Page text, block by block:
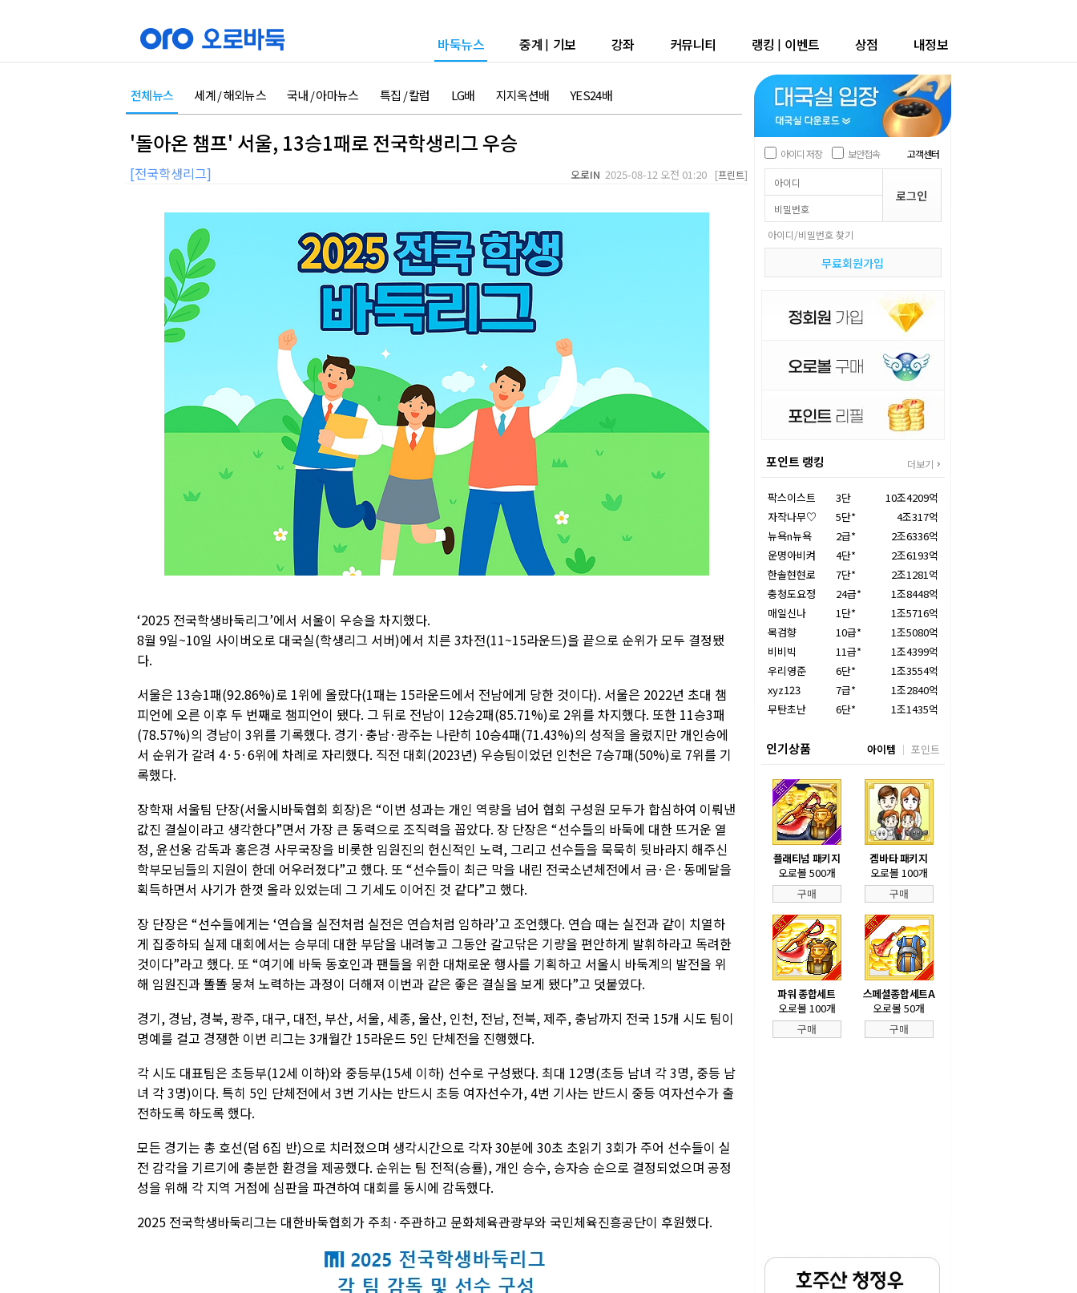
바둑뉴스 중계 | 기보 강좌 커뮤니티 랭킹 | 이벤트 상점 내정보
전체뉴스 세계 / 해외뉴스 국내 / 아마뉴스 특집 / 칼럼 LG배 지지옥션배 YES24배
'돌아온 챔프' 서울, 13승1패로 전국학생리그 우승
[전국학생리그] 오로IN 2025-08-12 오전 01:20 [프린트]
‘2025 전국학생바둑리그’에서 서울이 우승을 차지했다.
8월 9일~10일 사이버오로 대국실(학생리그 서버)에서 치른 3차전(11~15라운드)을 끝으로 순위가 모두 결정됐
다.
서울은 13승1패(92.86%)로 1위에 올랐다(1패는 15라운드에서 전남에게 당한 것이다). 서울은 2022년 초대 챔
피언에 오른 이후 두 번째로 챔피언이 됐다. 그 뒤로 전남이 12승2패(85.71%)로 2위를 차지했다. 또한 11승3패
(78.57%)의 경남이 3위를 기록했다. 경기·충남·광주는 나란히 10승4패(71.43%)의 성적을 올렸지만 개인승에
서 순위가 갈려 4·5·6위에 차례로 자리했다. 직전 대회(2023년) 우승팀이었던 인천은 7승7패(50%)로 7위를 기
록했다.
장학재 서울팀 단장(서울시바둑협회 회장)은 “이번 성과는 개인 역량을 넘어 협회 구성원 모두가 합심하여 이뤄낸
값진 결실이라고 생각한다”면서 가장 큰 동력으로 조직력을 꼽았다. 장 단장은 “선수들의 바둑에 대한 뜨거운 열
정, 윤선웅 감독과 홍은경 사무국장을 비롯한 임원진의 헌신적인 노력, 그리고 선수들을 묵묵히 뒷바라지 해주신
학부모님들의 지원이 한데 어우러졌다”고 했다. 또 “선수들이 최근 막을 내린 전국소년체전에서 금·은·동메달을
획득하면서 사기가 한껏 올라 있었는데 그 기세도 이어진 것 같다”고 했다.
장 단장은 “선수들에게는 ‘연습을 실전처럼 실전은 연습처럼 임하라’고 조언했다. 연습 때는 실전과 같이 치열하
게 집중하되 실제 대회에서는 승부데 대한 부담을 내려놓고 그동안 갈고닦은 기량을 편안하게 발휘하라고 독려한
것이다”라고 했다. 또 “여기에 바둑 동호인과 팬들을 위한 대채로운 행사를 기획하고 서울시 바둑계의 발전을 위
해 임원진과 똘똘 뭉쳐 노력하는 과정이 더해져 이번과 같은 좋은 결실을 보게 됐다”고 덧붙였다.
경기, 경남, 경북, 광주, 대구, 대전, 부산, 서울, 세종, 울산, 인천, 전남, 전북, 제주, 충남까지 전국 15개 시도 팀이
명예를 걸고 경쟁한 이번 리그는 3개월간 15라운드 5인 단체전을 진행했다.
각 시도 대표팀은 초등부(12세 이하)와 중등부(15세 이하) 선수로 구성됐다. 최대 12명(초등 남녀 각 3명, 중등 남
녀 각 3명)이다. 특히 5인 단체전에서 3번 기사는 반드시 초등 여자선수가, 4번 기사는 반드시 중등 여자선수가 출
전하도록 하도록 했다.
모든 경기는 총 호선(덤 6집 반)으로 치러졌으며 생각시간으로 각자 30분에 30초 초읽기 3회가 주어 선수들이 실
전 감각을 기르기에 충분한 환경을 제공했다. 순위는 팀 전적(승률), 개인 승수, 승자승 순으로 결정되었으며 공정
성을 위해 각 지역 거점에 심판을 파견하여 대회를 동시에 감독했다.
2025 전국학생바둑리그는 대한바둑협회가 주최·주관하고 문화체육관광부와 국민체육진흥공단이 후원했다.
아이디 저장 보안접속 고객센터
아이디/비밀번호 찾기
무료회원가입
포인트 랭킹 더보기
팍스이스트 3단
10조4209억
자작나무♡
5단*
4조317억
뉴욕n뉴욕
2급*
2조6336억
운명아비켜
4단*
2조6193억
한솔현현로
7단*
2조1281억
충청도요정
24급*
1조8448억
매일신나
1단*
1조5716억
목검향
10급*
1조5080억
비비빅
11급*
1조4399억
우리영준
6단*
1조3554억
xyz123
7급*
1조2840억
무탄초난
6단* 1조1435억
인기상품 아이템 포인트
플래티넘 패키지
오로볼 500개
구매
겜바타 패키지
오로볼 100개
구매
파워 종합세트
오로볼 100개
구매
스페셜종합세트A
오로볼 50개
구매